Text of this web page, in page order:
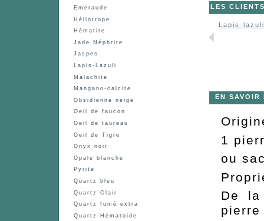
Emeraude
Héliotrope
Hématite
Jade Néphrite
Jaspes
Lapis-Lazuli
Malachite
Mangano-calcite
Obsidienne neige
Oeil de faucon
Oeil de taureau
Oeil de Tigre
Onyx noir
Opale blanche
Pyrite
Quartz bleu
Quartz Clair
Quartz fumé extra
Quartz Hématoide
LES
Lapis-
EN SAVOIR
1
ou
De